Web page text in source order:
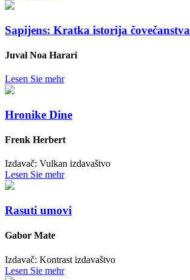
Sapijens: Kratka istorija čovečanstva
Juval Noa Harari
Lesen Sie mehr
Hronike Dine
Frenk Herbert
Izdavač: Vulkan izdavaštvo
Lesen Sie mehr
Rasuti umovi
Gabor Mate
Izdavač: Kontrast izdavaštvo
Lesen Sie mehr